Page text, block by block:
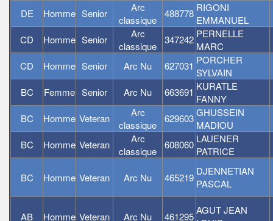
DE Homme Senior
Arc
classique
488778 RIGONI
EMMANUEL
CD
Homme Senior
Arc
classique
347242 PERNELLE
MARC
CD
Homme Senior Arc Nu 627031 PORCHER
SYLVAIN
BC
Femme Senior Arc Nu 663691 KURATLE
FANNY
BC
Homme Veteran
Arc
classique
629603GHUSSEIN
MADIOU
BC
Homme Veteran
Arc
classique
608060 LAUENER
PATRICE
BC Homme Veteran Arc Nu 465219
DJENNETIAN
PASCAL
AB Homme Veteran Arc Nu 461295
AGUT JEAN